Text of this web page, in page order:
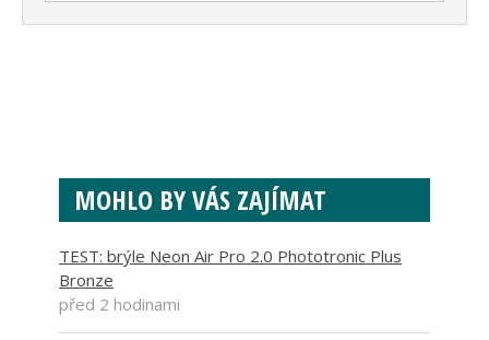
MOHLO BY VÁS ZAJÍMAT
TEST: brýle Neon Air Pro 2.0 Phototronic Plus
Bronze
před 2 hodinami